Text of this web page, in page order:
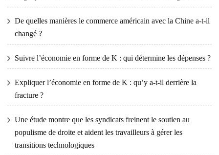
De quelles manières le commerce américain avec la Chine a-t-il
changé ?
Suivre l’économie en forme de K : qui détermine les dépenses ?
Expliquer l’économie en forme de K : qu’y a-t-il derrière la
fracture ?
Une étude montre que les syndicats freinent le soutien au
populisme de droite et aident les travailleurs à gérer les
transitions technologiques